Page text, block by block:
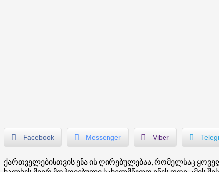
Facebook Messenger Viber
ქართველებისთვის ენა ის ღირებულებაა, რომელსაც